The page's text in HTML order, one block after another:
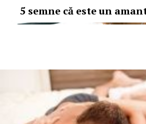
5 semne că este un